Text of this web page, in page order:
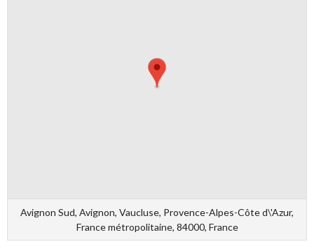
Avignon Sud, Avignon, Vaucluse, Provence-Alpes-Côte d\'Azur,
France métropolitaine, 84000, France